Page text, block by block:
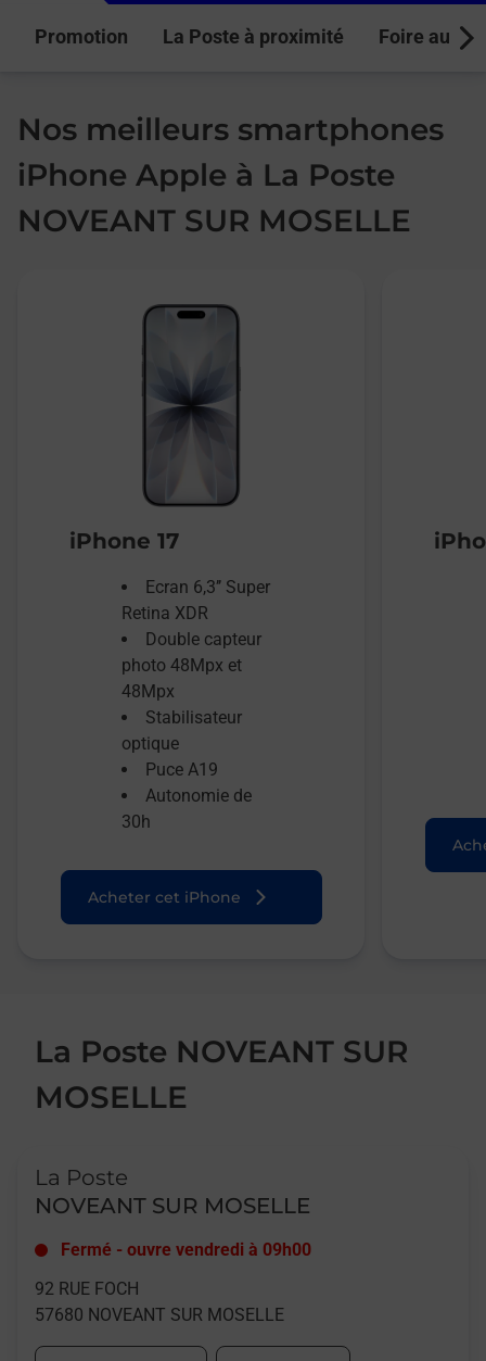
Promotion La Poste à proximité Foire aux
Nos meilleurs smartphones
iPhone Apple à La Poste
NOVEANT SUR MOSELLE
iPhone 17
Ecran 6,3’’ Super
Retina XDR
Double capteur
photo 48Mpx et
48Mpx
Stabilisateur
optique
Puce A19
Autonomie de
30h
Acheter cet iPhone
La Poste NOVEANT SUR
MOSELLE
La Poste
NOVEANT SUR MOSELLE
Fermé - ouvre vendredi à 09h00
92 RUE FOCH
57680 NOVEANT SUR MOSELLE